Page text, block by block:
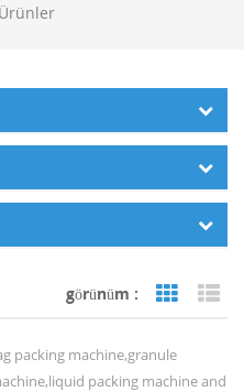
Ürünler
görünüm : Grid
packing machine,granule
packing machine and